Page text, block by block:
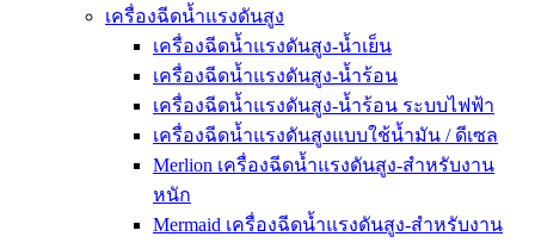
เครื่องฉีดน้ำแรงดันสูง
เครื่องฉีดน้ำแรงดันสูง-น้ำเย็น
เครื่องฉีดน้ำแรงดันสูง-น้ำร้อน
เครื่องฉีดน้ำแรงดันสูง-น้ำร้อน ระบบไฟฟ้า
เครื่องฉีดน้ำแรงดันสูงแบบใช้น้ำมัน / ดีเซล
Merlion เครื่องฉีดน้ำแรงดันสูง-สำหรับงาน
หนัก
Mermaid เครื่องฉีดน้ำแรงดันสูง-สำหรับงาน